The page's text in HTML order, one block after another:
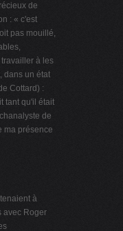
de
: « c'est
pas mouillé,
à les
dans un état
Cottard) :
tant qu'il était
de
ma présence
à
avec Roger